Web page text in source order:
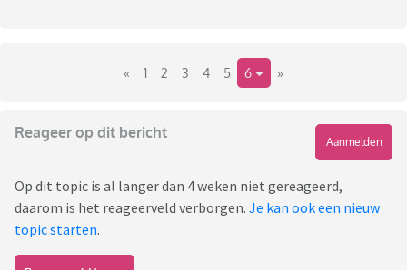
« 1 2 3 4 5 6 »
Reageer op dit bericht
Aanmelden
Op dit topic is al langer dan 4 weken niet gereageerd,
daarom is het reageerveld verborgen. Je kan ook een nieuw
topic starten.